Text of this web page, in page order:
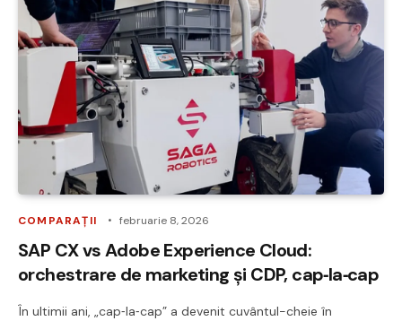
COMPARAȚII februarie 8, 2026
SAP CX vs Adobe Experience Cloud:
orchestrare de marketing și CDP, cap‑la‑cap
În ultimii ani, „cap‑la‑cap” a devenit cuvântul-cheie în